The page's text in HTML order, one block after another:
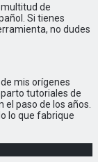
de
Si tienes
no dudes
mis orígenes
tutoriales de
paso de los años.
lo que fabrique